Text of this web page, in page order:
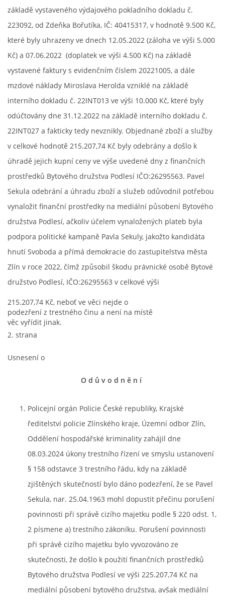
základě vystaveného výdajového pokladního dokladu č.
223092, od Zdeňka Bořutíka, IČ: 40415317, v hodnotě 9.500 Kč,
které byly uhrazeny ve dnech 12.05.2022 (záloha ve výši 5.000
Kč) a 07.06.2022 (doplatek ve výši 4.500 Kč) na základě
vystavené faktury s evidenčním číslem 20221005, a dále
mzdové náklady Miroslava Herolda vzniklé na základě
interního dokladu č. 22INT013 ve výši 10.000 Kč, které byly
odúčtovány dne 31.12.2022 na základě interního dokladu č.
22INT027 a fakticky tedy nevznikly. Objednané zboží a služby
v celkové hodnotě 215.207,74 Kč byly odebrány a došlo k
úhradě jejich kupní ceny ve výše uvedené dny z finančních
prostředků Bytového družstva Podlesí IČO:26295563. Pavel
Sekula odebrání a úhradu zboží a služeb odůvodnil potřebou
vynaložit finanční prostředky na mediální působení Bytového
družstva Podlesí, ačkoliv účelem vynaložených plateb byla
podpora politické kampaně Pavla Sekuly, jakožto kandidáta
hnutí Svoboda a přímá demokracie do zastupitelstva města
Zlín v roce 2022, čímž způsobil škodu právnické osobě Bytové
družstvo Podlesí, IČO:26295563 v celkové výši
215.207,74 Kč, neboť ve věci nejde o
podezření z trestného činu a není na místě
věc vyřídit jinak.
2. strana
Usnesení o
O d ů v o d n ě n í
Policejní orgán Policie České republiky, Krajské
ředitelství policie Zlínského kraje, Územní odbor Zlín,
Oddělení hospodářské kriminality zahájil dne
08.03.2024 úkony trestního řízení ve smyslu ustanovení
§ 158 odstavce 3 trestního řádu, kdy na základě
zjištěných skutečností bylo dáno podezření, že se Pavel
Sekula, nar. 25.04.1963 mohl dopustit přečinu porušení
povinnosti při správě cizího majetku podle § 220 odst. 1,
2 písmene a) trestního zákoníku. Porušení povinnosti
při správě cizího majetku bylo vyvozováno ze
skutečnosti, že došlo k použití finančních prostředků
Bytového družstva Podlesí ve výši 225.207,74 Kč na
mediální působení bytového družstva, avšak mediální